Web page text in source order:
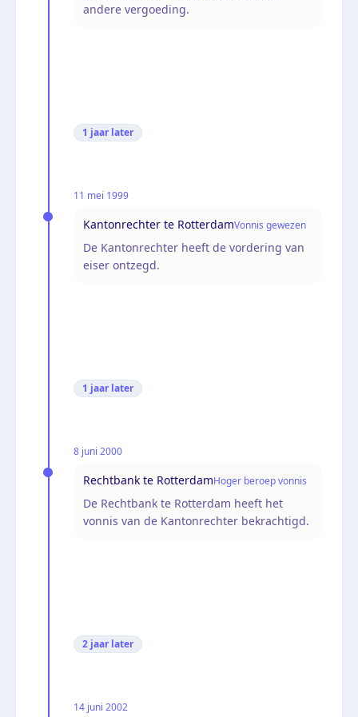
andere vergoeding.
1 jaar later
11 mei 1999
Kantonrechter te RotterdamVonnis gewezen
De Kantonrechter heeft de vordering van
eiser ontzegd.
1 jaar later
8 juni 2000
Rechtbank te RotterdamHoger beroep vonnis
De Rechtbank te Rotterdam heeft het
vonnis van de Kantonrechter bekrachtigd.
2 jaar later
14 juni 2002